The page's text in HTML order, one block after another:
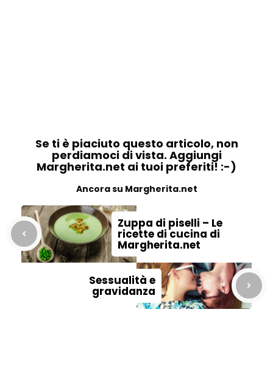
Se ti è piaciuto questo articolo, non
perdiamoci di vista. Aggiungi
Margherita.net ai tuoi preferiti! :-)
Ancora su Margherita.net
Zuppa di piselli – Le
ricette di cucina di
Margherita.net
Sessualità e
gravidanza